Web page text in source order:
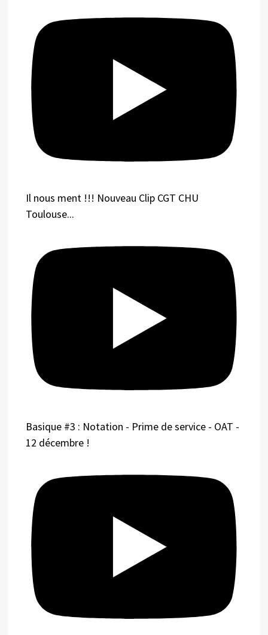
Il nous ment !!! Nouveau Clip CGT CHU
Toulouse...
Basique #3 : Notation - Prime de service - OAT -
12 décembre !